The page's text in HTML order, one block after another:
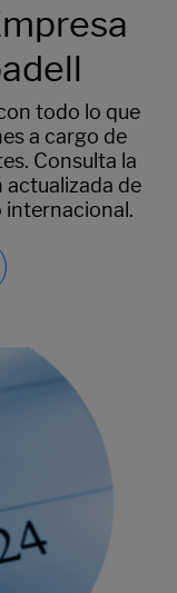
todo lo que
a cargo de
Consulta la
de
internacional.